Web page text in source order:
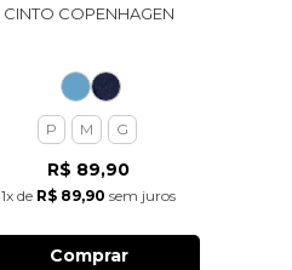
CINTO COPENHAGEN
P M G
R$ 89,90
1x de R$ 89,90 sem juros
Comprar